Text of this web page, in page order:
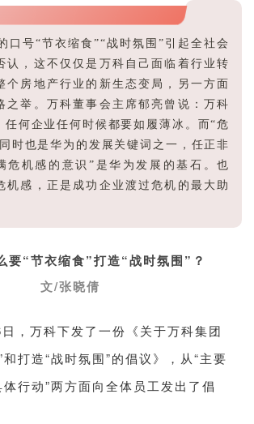
口号“节衣缩食”“战时氛围”引起全社会
认，这不仅仅是万科自己面临着行业转
个房地产行业的新生态变局，另一方面
之举。万科董事会主席郁亮曾说：万科
任何企业任何时候都要如履薄冰。而“危
时也是华为的发展关键词之一，任正非
危机感的意识”是华为发展的基石。也
机感，正是成功企业渡过危机的最大助
要“节衣缩食”打造“战时氛围”？
文/张晓倩
，万科下发了一份《关于万科集团
和打造“战时氛围”的倡议》，从“主要
体行动”两方面向全体员工发出了倡